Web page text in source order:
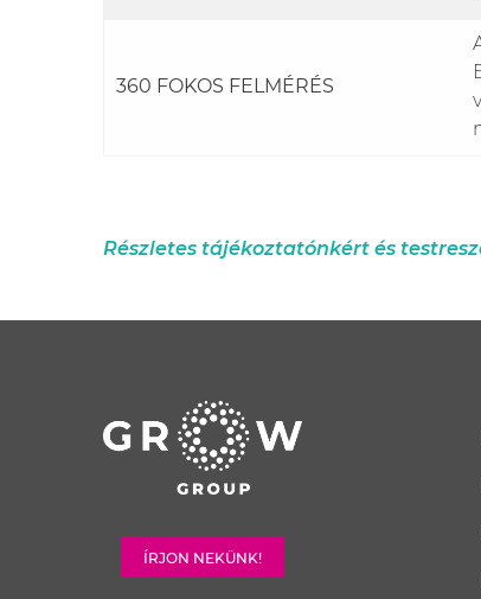
360 FOKOS FELMÉRÉS
Részletes tájékoztatónkért és
ÍRJON NEKÜNK!